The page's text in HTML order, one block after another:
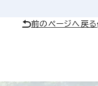
前のページへ戻る